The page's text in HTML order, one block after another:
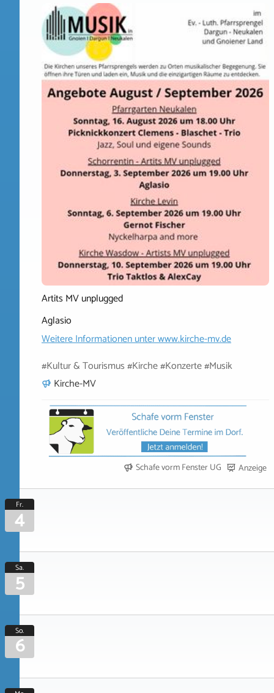
Artits MV unplugged
Aglasio
Weitere Informationen unterwww.kirche-mv.de
#Kultur & Tourismus #Kirche #Konzerte #Musik
Kirche-MV
Schafe vorm Fenster UG Anzeige
Fr.
4
Sa.
5
So.
6